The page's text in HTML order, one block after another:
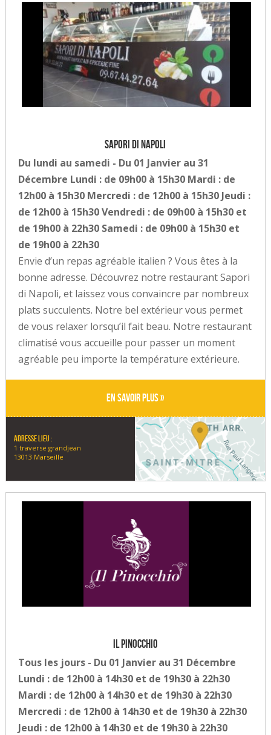
Sapori di Napoli
Du lundi au samedi - Du 01 Janvier au 31
Décembre Lundi : de 09h00 à 15h30 Mardi : de
12h00 à 15h30 Mercredi : de 12h00 à 15h30 Jeudi :
de 12h00 à 15h30 Vendredi : de 09h00 à 15h30 et
de 19h00 à 22h30 Samedi : de 09h00 à 15h30 et
de 19h00 à 22h30
Envie d’un repas agréable italien ? Vous êtes à la
bonne adresse. Découvrez notre restaurant Sapori
di Napoli, et laissez vous convaincre par nombreux
plats succulents. Notre bel extérieur vous permet
de vous relaxer lorsqu’il fait beau. Notre restaurant
climatisé vous accueille pour passer un moment
agréable peu importe la température extérieure.
En savoir plus »
Adresse lieu :
1 traverse grandjean
13013 Marseille
Il Pinocchio
Tous les jours - Du 01 Janvier au 31 Décembre
Lundi : de 12h00 à 14h30 et de 19h30 à 22h30
Mardi : de 12h00 à 14h30 et de 19h30 à 22h30
Mercredi : de 12h00 à 14h30 et de 19h30 à 22h30
Jeudi : de 12h00 à 14h30 et de 19h30 à 22h30